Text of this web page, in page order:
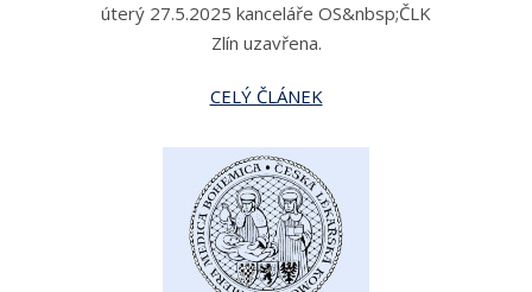
úterý 27.5.2025 kanceláře OS&nbsp;ČLK
Zlín uzavřena.
CELÝ ČLÁNEK